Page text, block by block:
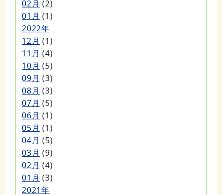
02月 (2)
01月 (1)
2022年
12月 (1)
11月 (4)
10月 (5)
09月 (3)
08月 (3)
07月 (5)
06月 (1)
05月 (1)
04月 (5)
03月 (9)
02月 (4)
01月 (3)
2021年